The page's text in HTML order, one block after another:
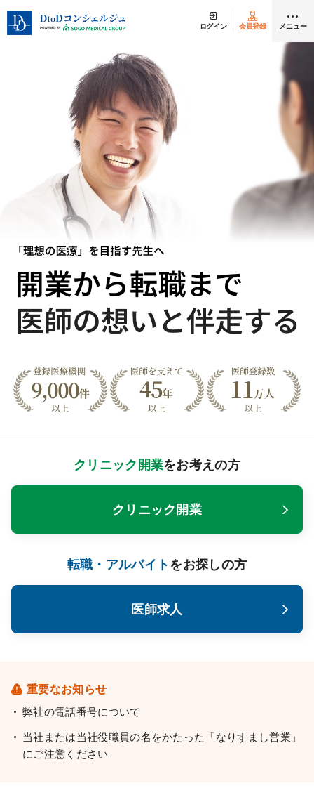
ログイン 会員登録 メニュー
クリニック開業
医院の譲渡・売却をお考えの方
採用をお考えの医療機関の方
クリニック開業をお考えの方
クリニック開業
転職・アルバイトをお探しの方
医師求人
重要なお知らせ
弊社の電話番号について
当社または当社役職員の名をかたった「なりすまし営業」
にご注意ください